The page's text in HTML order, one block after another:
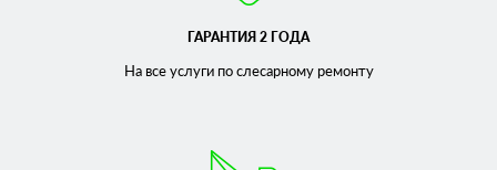
ГАРАНТИЯ 2 ГОДА
На все услуги по слесарномуремонту